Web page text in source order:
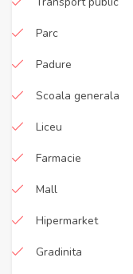
Parc
Padure
Scoala generala
Liceu
Farmacie
Mall
Hipermarket
Gradinita